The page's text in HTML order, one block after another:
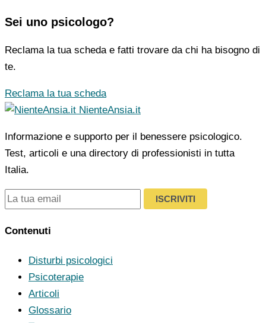
Sei uno psicologo?
Reclama la tua scheda e fatti trovare da chi ha bisogno di
te.
Reclama la tua scheda
NienteAnsia.it
Informazione e supporto per il benessere psicologico.
Test, articoli e una directory di professionisti in tutta
Italia.
ISCRIVITI
Contenuti
Disturbi psicologici
Psicoterapie
Articoli
Glossario